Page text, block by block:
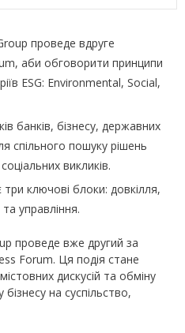
проведе вдруге
аби обговорити принципи
ESG: Environmental, Social,
банків, бізнесу, державних
спільного пошуку рішень
викликів.
ключові блоки: довкілля,
та управління.
проведе вже другий за
Forum. Ця подія стане
дискусій та обміну
на суспільство,